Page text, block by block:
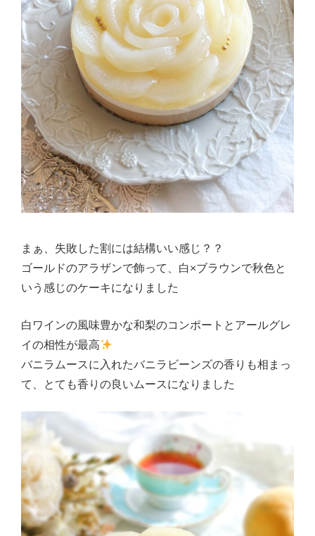
まぁ、失敗した割には結構いい感じ？？
ゴールドのアラザンで飾って、白×ブラウンで秋色と
いう感じのケーキになりました
白ワインの風味豊かな和梨のコンポートとアールグレ
イの相性が最高
バニラムースに入れたバニラビーンズの香りも相まっ
て、とても香りの良いムースになりました